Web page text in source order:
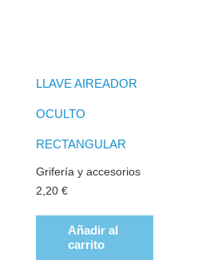
LLAVE AIREADOR
OCULTO
RECTANGULAR
Grifería y accesorios
2,20 €
Añadir al
carrito